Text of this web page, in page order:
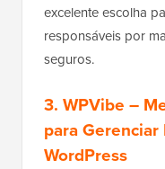
excelente escolha
responsáveis por
seguros.
3. WPVibe –
para
WordPress